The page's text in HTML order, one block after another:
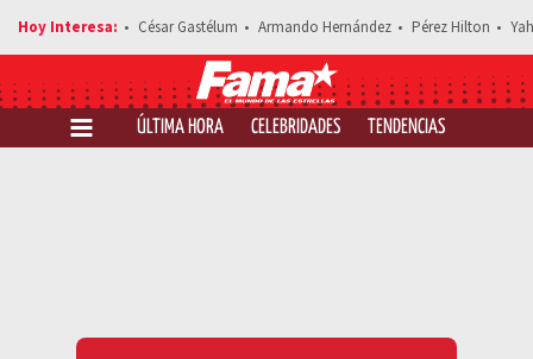
César Gastélum Armando Hernández Pérez Hilton
ÚLTIMA HORA CELEBRIDADES TENDENCIAS